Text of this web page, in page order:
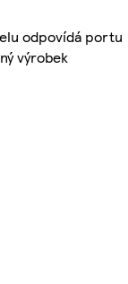
odpovídá portu
výrobek